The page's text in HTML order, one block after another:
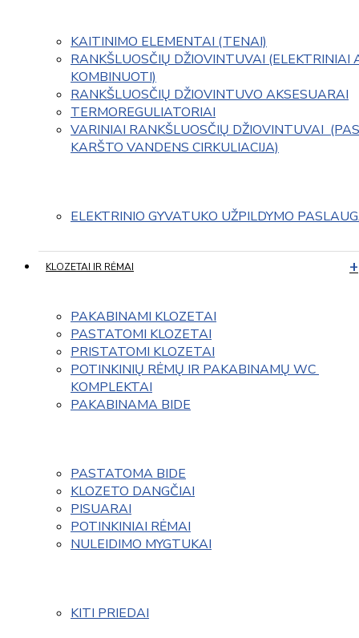
KAITINIMO ELEMENTAI (TENAI)
RANKŠLUOSČIŲ DŽIOVINTUVAI (ELEKTRINIAI
KOMBINUOTI)
RANKŠLUOSČIŲ DŽIOVINTUVO AKSESUARAI
TERMOREGULIATORIAI
VARINIAI RANKŠLUOSČIŲ DŽIOVINTUVAI
KARŠTO VANDENS CIRKULIACIJA)
ELEKTRINIO GYVATUKO UŽPILDYMO
KLOZETAI IR RĖMAI
PAKABINAMI KLOZETAI
PASTATOMI KLOZETAI
PRISTATOMI KLOZETAI
POTINKINIŲ RĖMŲ IR PAKABINAMŲ WC
KOMPLEKTAI
PAKABINAMA BIDE
PASTATOMA BIDE
KLOZETO DANGČIAI
PISUARAI
POTINKINIAI RĖMAI
NULEIDIMO MYGTUKAI
KITI PRIEDAI